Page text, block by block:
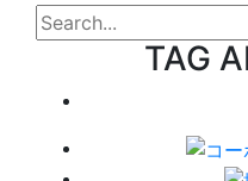
search
TAG